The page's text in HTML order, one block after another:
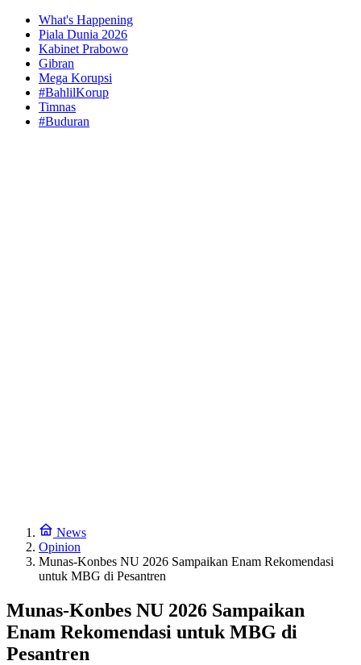
What's Happening
Piala Dunia 2026
Kabinet Prabowo
Gibran
Mega Korupsi
#BahlilKorup
Timnas
#Buduran
News
Opinion
Munas-Konbes NU 2026 Sampaikan Enam Rekomendasi
untuk MBG di Pesantren
Munas-Konbes NU 2026 Sampaikan
Enam Rekomendasi untuk MBG di
Pesantren